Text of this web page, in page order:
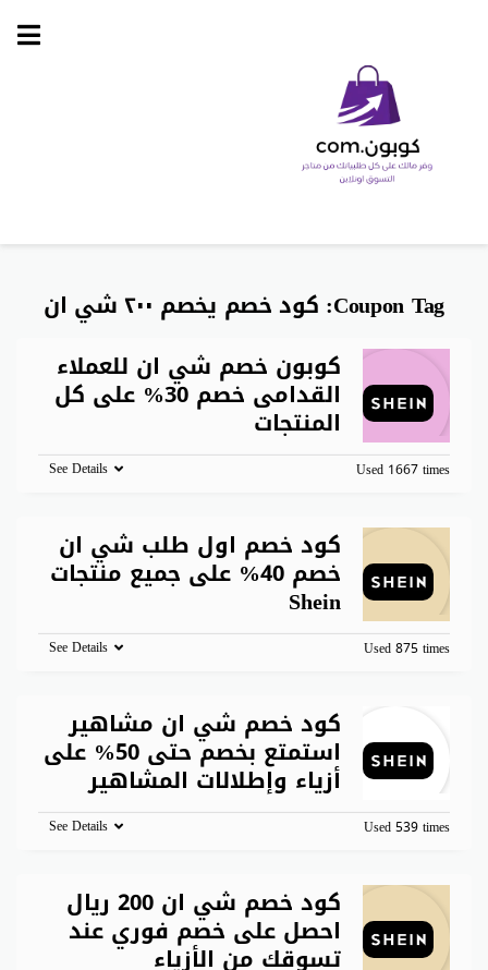
Skip
Coupon Tag: كود خصم يخصم ٢٠٠ شي ان
كوبون خصم شي ان للعملاء
القدامى خصم 30% على كل
المنتجات
Used 1667 times
See Details
كود خصم اول طلب شي ان
خصم 40% على جميع منتجات
Shein
Used 875 times
See Details
كود خصم شي ان مشاهير
استمتع بخصم حتى 50% على
أزياء وإطلالات المشاهير
Used 539 times
See Details
كود خصم شي ان 200 ريال
احصل على خصم فوري عند
تسوقك من الأزياء